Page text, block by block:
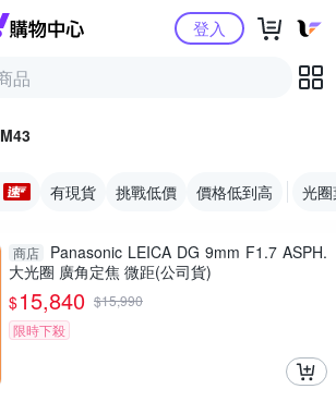
Yahoo購物中心登入
M43
有現貨 挑戰低價 價格低到高 光
商店
Panasonic LEICA DG 9mm F1.7 ASPH.
大光圈 廣角定焦 微距(公司貨)
$15,840 $15,990
限時下殺